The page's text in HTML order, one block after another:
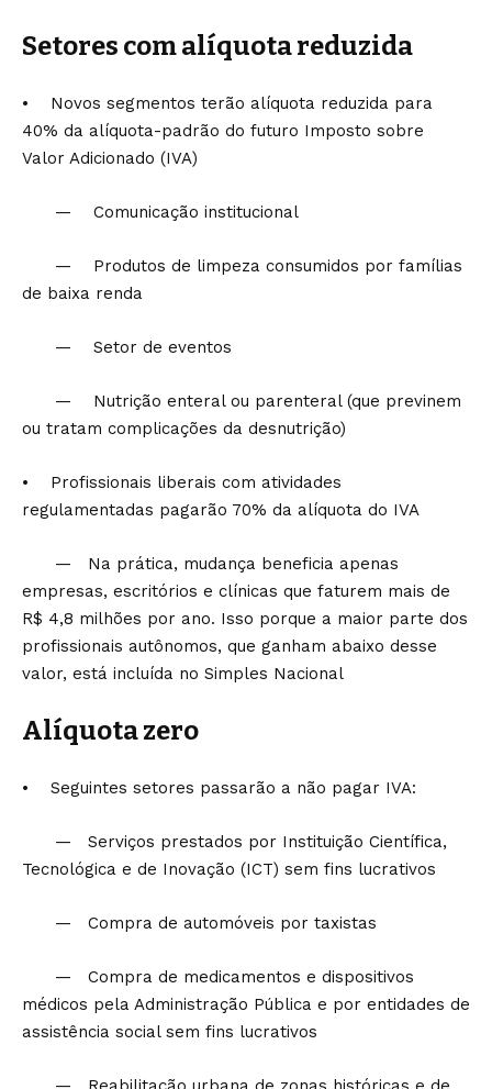
Setores com alíquota reduzida
• Novos segmentos terão alíquota reduzida para
40% da alíquota-padrão do futuro Imposto sobre
Valor Adicionado (IVA)
— Comunicação institucional
— Produtos de limpeza consumidos por famílias
de baixa renda
— Setor de eventos
— Nutrição enteral ou parenteral (que previnem
ou tratam complicações da desnutrição)
• Profissionais liberais com atividades
regulamentadas pagarão 70% da alíquota do IVA
— Na prática, mudança beneficia apenas
empresas, escritórios e clínicas que faturem mais de
R$ 4,8 milhões por ano. Isso porque a maior parte dos
profissionais autônomos, que ganham abaixo desse
valor, está incluída no Simples Nacional
Alíquota zero
• Seguintes setores passarão a não pagar IVA:
— Serviços prestados por Instituição Científica,
Tecnológica e de Inovação (ICT) sem fins lucrativos
— Compra de automóveis por taxistas
— Compra de medicamentos e dispositivos
médicos pela Administração Pública e por entidades de
assistência social sem fins lucrativos